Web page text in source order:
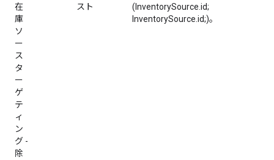
在
庫
ソ
ー
ス
タ
ー
ゲ
テ
ィ
ン
グ -
除
スト
(InventorySource.id;
InventorySource.id;)。